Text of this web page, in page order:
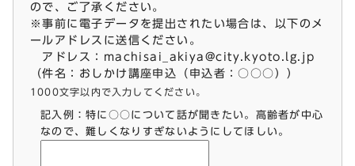
ので、ご了承ください。
※事前に電子データを提出されたい場合は、以下のメ
ールアドレスに送信ください。
アドレス： machisai_akiya@city.kyoto.lg.jp
（件名：おしかけ講座申込（申込者：○○○））
1000文字以内で入力してください。
記入例：特に○○について話が聞きたい。高齢者が中心
なので、難しくなりすぎないようにしてほしい。